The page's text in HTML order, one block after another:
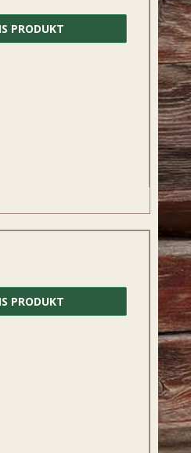
PRODUKT
PRODUKT